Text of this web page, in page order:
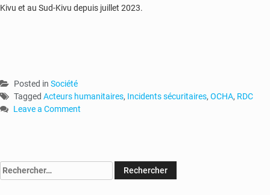
Kivu et au Sud-Kivu depuis juillet 2023.
Posted in Société
Tagged Acteurs humanitaires, Incidents sécuritaires, OCHA, RDC
Leave a Comment
de
Rechercher :